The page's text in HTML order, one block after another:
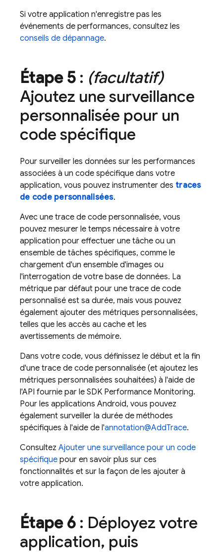
Si votre application n'enregistre pas les
événements de performances, consultez les
conseils de dépannage.
Étape 5: (facultatif)
Ajoutez une surveillance
personnalisée pour un
code spécifique
Pour surveiller les données sur les performances
associées à un code spécifique dans votre
application, vous pouvez instrumenter des traces
de code personnalisées.
Avec une trace de code personnalisée, vous
pouvez mesurer le temps nécessaire à votre
application pour effectuer une tâche ou un
ensemble de tâches spécifiques, comme le
chargement d'un ensemble d'images ou
l'interrogation de votre base de données. La
métrique par défaut pour une trace de code
personnalisé est sa durée, mais vous pouvez
également ajouter des métriques personnalisées,
telles que les accès au cache et les
avertissements de mémoire.
Dans votre code, vous définissez le début et la fin
d'une trace de code personnalisée (et ajoutez les
métriques personnalisées souhaitées) à l'aide de
l'API fournie par le SDK Performance Monitoring.
Pour les applications Android, vous pouvez
également surveiller la durée de méthodes
spécifiques à l'aide de l'annotation@AddTrace.
Consultez Ajouter une surveillance pour un code
spécifique pour en savoir plus sur ces
fonctionnalités et sur la façon de les ajouter à
votre application.
Étape 6: Déployez votre
application, puis